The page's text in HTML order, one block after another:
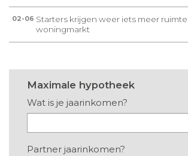
02-06 Starters krijgen weer iets meer
woningmarkt
Maximale hypotheek
Wat is je jaarinkomen?
Partner jaarinkomen?